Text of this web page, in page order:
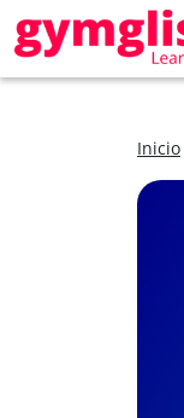
Inicio